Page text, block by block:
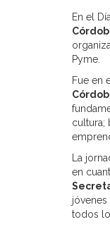
En el
Pyme.
Fue en
cultura;
La
en
todos